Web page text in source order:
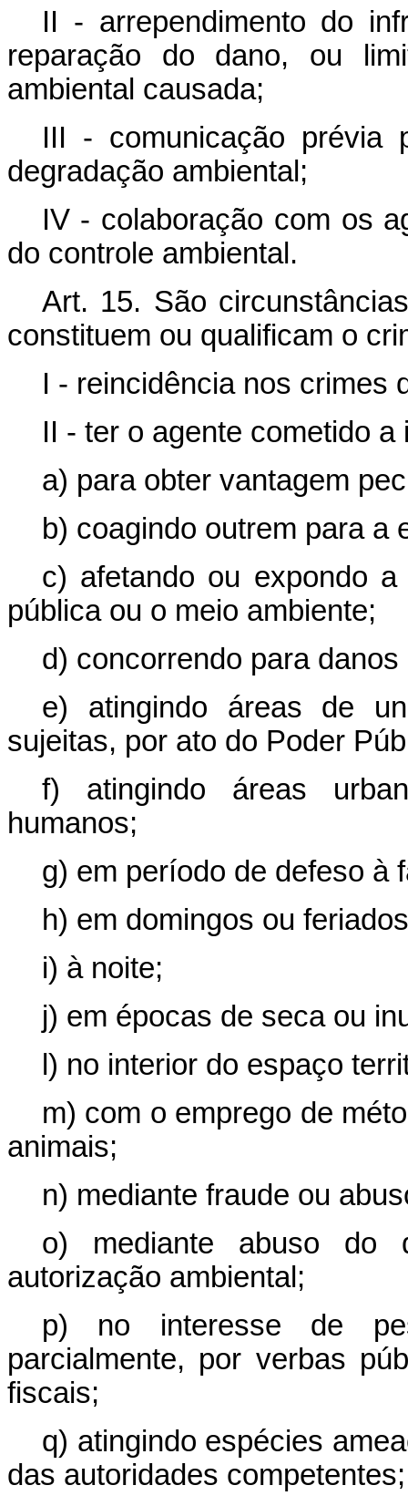
II - arrependimento do
reparação do dano, ou
ambiental causada;
III - comunicação prévia
degradação ambiental;
IV - colaboração com os
do controle ambiental.
Art. 15. São
constituem ou qualificam o
I - reincidência nos crimes
II - ter o agente cometido a
a) para obter vantagem
b) coagindo outrem para a
c) afetando ou expondo
pública ou o meio ambiente;
d) concorrendo para
e) atingindo áreas de
sujeitas, por ato do Poder
f) atingindo áreas
humanos;
g) em período de defeso à
h) em domingos ou
i) à noite;
j) em épocas de seca ou
l) no interior do espaço
m) com o emprego de
animais;
n) mediante fraude ou
o) mediante abuso do
autorização ambiental;
p) no interesse de
parcialmente, por verbas
fiscais;
q) atingindo espécies
das autoridades competentes;